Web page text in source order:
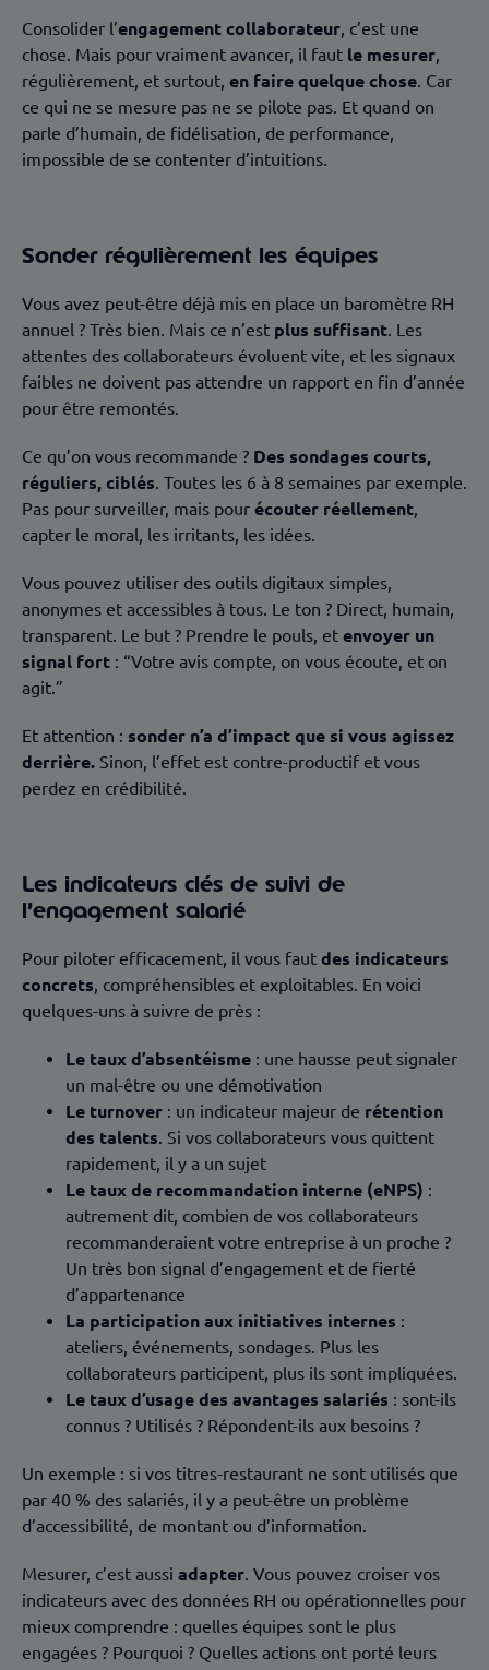
Consolider l’engagement collaborateur, c’est une
chose. Mais pour vraiment avancer, il faut le mesurer,
régulièrement, et surtout, en faire quelque chose. Car
ce qui ne se mesure pas ne se pilote pas. Et quand on
parle d’humain, de fidélisation, de performance,
impossible de se contenter d’intuitions.
Sonder régulièrement les équipes
Vous avez peut-être déjà mis en place un baromètre RH
annuel ? Très bien. Mais ce n’est plus suffisant. Les
attentes des collaborateurs évoluent vite, et les signaux
faibles ne doivent pas attendre un rapport en fin d’année
pour être remontés.
Ce qu’on vous recommande ? Des sondages courts,
réguliers, ciblés. Toutes les 6 à 8 semaines par exemple.
Pas pour surveiller, mais pour écouter réellement,
capter le moral, les irritants, les idées.
Vous pouvez utiliser des outils digitaux simples,
anonymes et accessibles à tous. Le ton ? Direct, humain,
transparent. Le but ? Prendre le pouls, et envoyer un
signal fort : “Votre avis compte, on vous écoute, et on
agit.”
Et attention : sonder n’a d’impact que si vous agissez
derrière. Sinon, l’effet est contre-productif et vous
perdez en crédibilité.
Les indicateurs clés de suivi de
l’engagement salarié
Pour piloter efficacement, il vous faut des indicateurs
concrets, compréhensibles et exploitables. En voici
quelques-uns à suivre de près :
Le taux d’absentéisme : une hausse peut signaler
un mal-être ou une démotivation
Le turnover : un indicateur majeur de rétention
des talents. Si vos collaborateurs vous quittent
rapidement, il y a un sujet
Le taux de recommandation interne (eNPS) :
autrement dit, combien de vos collaborateurs
recommanderaient votre entreprise à un proche ?
Un très bon signal d’engagement et de fierté
d’appartenance
La participation aux initiatives internes :
ateliers, événements, sondages. Plus les
collaborateurs participent, plus ils sont impliquées.
Le taux d’usage des avantages salariés : sont-ils
connus ? Utilisés ? Répondent-ils aux besoins ?
Un exemple : si vos titres-restaurant ne sont utilisés que
par 40 % des salariés, il y a peut-être un problème
d’accessibilité, de montant ou d’information.
Mesurer, c’est aussi adapter. Vous pouvez croiser vos
indicateurs avec des données RH ou opérationnelles pour
mieux comprendre : quelles équipes sont le plus
engagées ? Pourquoi ? Quelles actions ont porté leurs